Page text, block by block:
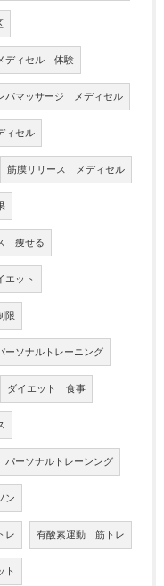
ディセル 体験
パマッサージ メディセル
ィセル
筋膜リリース メディセル
痩せる
ット
限
ソナルトレーニング
ダイエット 食事
ーソナルトレーンング
ン
レ 有酸素運動 筋トレ
ト